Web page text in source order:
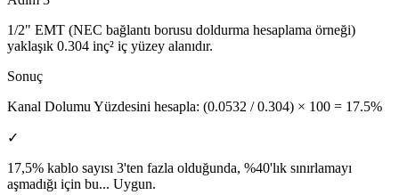
1/2" EMT (NEC bağlantı borusu doldurma hesaplama örneği)
yaklaşık 0.304 inç² iç yüzey alanıdır.
Sonuç
Kanal Dolumu Yüzdesini hesapla: (0.0532 / 0.304) × 100 = 17.5%
✓
17,5% kablo sayısı 3'ten fazla olduğunda, %40'lık sınırlamayı
aşmadığı için bu... Uygun.